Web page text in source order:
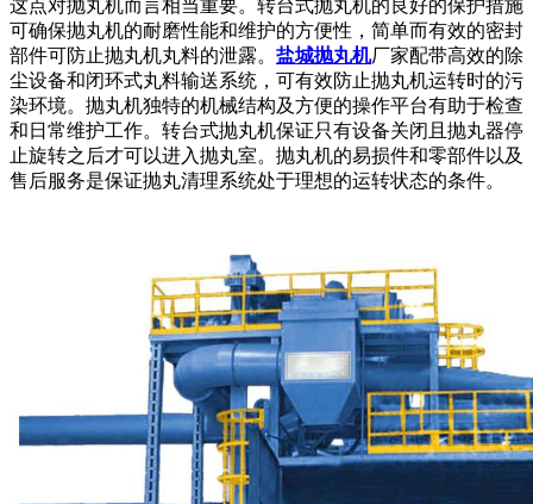
这点对抛丸机而言相当重要。转台式抛丸机的良好的保护措施
可确保抛丸机的耐磨性能和维护的方便性，简单而有效的密封
部件可防止抛丸机丸料的泄露。 盐城抛丸机厂家配带高效的除
尘设备和闭环式丸料输送系统，可有效防止抛丸机运转时的污
染环境。抛丸机独特的机械结构及方便的操作平台有助于检查
和日常维护工作。转台式抛丸机保证只有设备关闭且抛丸器停
止旋转之后才可以进入抛丸室。抛丸机的易损件和零部件以及
售后服务是保证抛丸清理系统处于理想的运转状态的条件。